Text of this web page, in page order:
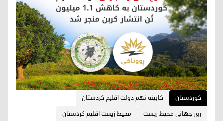
کوردستان
کابینه نهم دولت اقلیم کردستان
روز جهانی محیط زیست
محیط زیست اقلیم کردستان